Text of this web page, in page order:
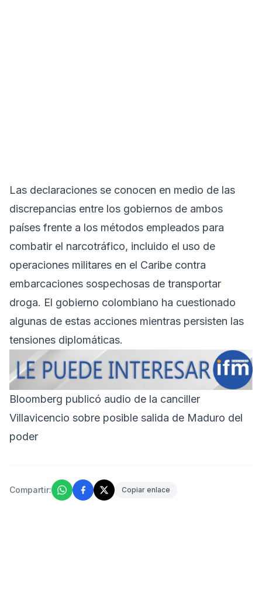
Las declaraciones se conocen en medio de las
discrepancias entre los gobiernos de ambos
países frente a los métodos empleados para
combatir el narcotráfico, incluido el uso de
operaciones militares en el Caribe contra
embarcaciones sospechosas de transportar
droga. El gobierno colombiano ha cuestionado
algunas de estas acciones mientras persisten las
tensiones diplomáticas.
Bloomberg publicó audio de la canciller
Villavicencio sobre posible salida de Maduro del
poder
Compartir: Copiar enlace